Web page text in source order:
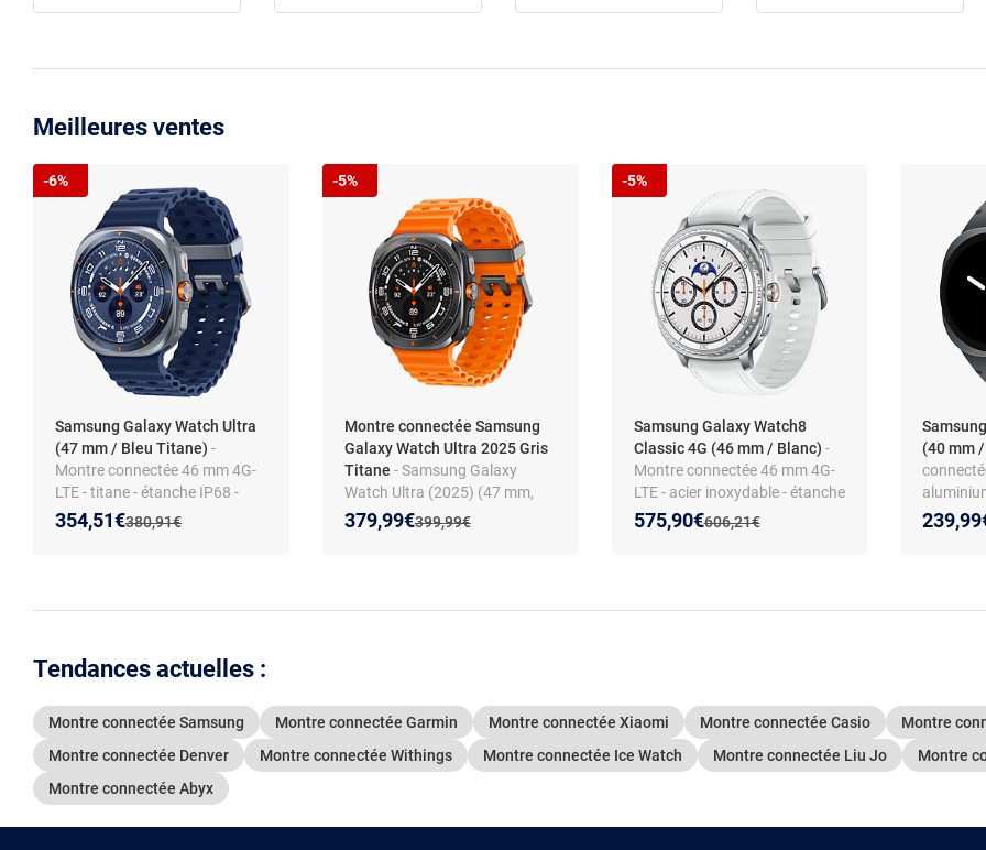
Meilleures ventes
Samsung Galaxy Watch Ultra
(47 mm / Bleu Titane) -
Montre connectée 46 mm 4G-
LTE - titane - étanche IP68 -
GPS - RAM 2 Go - écran tactile
Super AMOLED 1.47" - 64 Go -
Ancien prix :
380,91€
Nouveau prix :
354,51€
Réduction de :
-6%
Montre connectée Samsung
Galaxy Watch Ultra 2025 Gris
Titane - Samsung Galaxy
Watch Ultra (2025) (47 mm,
LTE)
Ancien prix :
399,99€
Nouveau prix :
379,99€
Réduction de :
-5%
Samsung Galaxy Watch8
Classic 4G (46 mm / Blanc) -
Montre connectée 46 mm 4G-
LTE - acier inoxydable - étanche
IP68 - GPS - RAM 2 Go - écran
tactile Super AMOLED 1.34" -
Ancien prix :
606,21€
Nouveau prix :
575,90€
Réduction de :
-5%
(40 mm
GPS -
Super
Tendances actuelles :
Montre connectée Samsung Montre connectée Garmin Montre connectée Xiaomi Montre connectée Casio Montre
Montre connectée Denver
Montre connectée Withings Montre connectée Ice Watch Montre connectée Liu Jo Montre
Montre connectée Abyx